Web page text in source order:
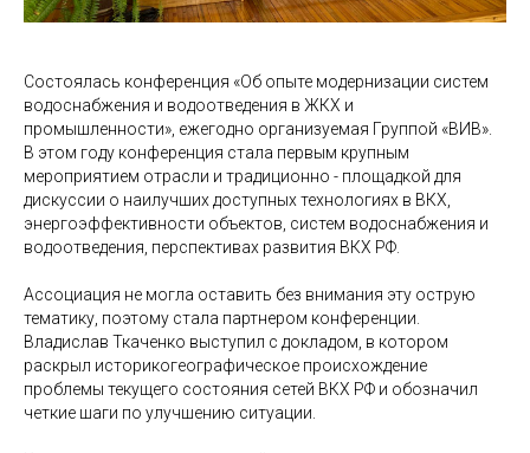
Состоялась конференция «Об опыте модернизации систем
водоснабжения и водоотведения в ЖКХ и
промышленности», ежегодно организуемая Группой «ВИВ».
В этом году конференция стала первым крупным
мероприятием отрасли и традиционно - площадкой для
дискуссии о наилучших доступных технологиях в ВКХ,
энергоэффективности объектов, систем водоснабжения и
водоотведения, перспективах развития ВКХ РФ.
Ассоциация не могла оставить без внимания эту острую
тематику, поэтому стала партнером конференции.
Владислав Ткаченко выступил с докладом, в котором
раскрыл историкогеографическое происхождение
проблемы текущего состояния сетей ВКХ РФ и обозначил
четкие шаги по улучшению ситуации.